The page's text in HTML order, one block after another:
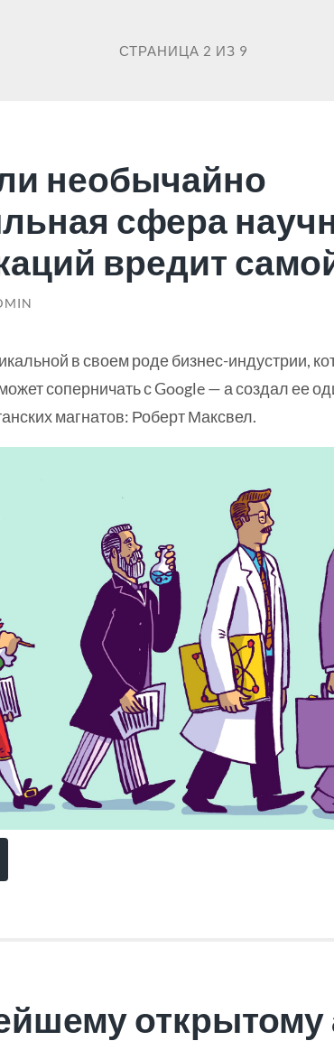
СТРАНИЦА 2 ИЗ 9
необычайно
сфера
вредит
в своем роде бизнес-индустрии,
соперничать с Google — а создал ее
магнатов: Роберт Максвел.
открытому